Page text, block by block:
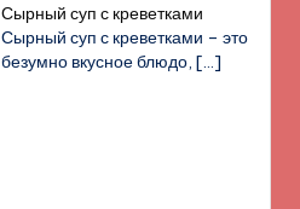
Сырный суп с креветками
Сырный суп с креветками – это
безумно вкусное блюдо,[…]